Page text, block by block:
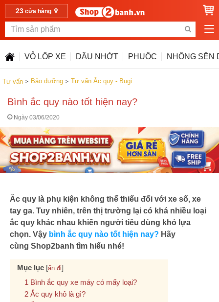
23cửa hàng
VỎ LỐP XE DẦU NHỚT PHUỘC NHÔNG SÊN
Tư vấn Bảo dưỡng Tư vấn Ắc quy - Bugi
Bình ắc quy nào tốt hiện nay?
Ngày 03/06/2020
Ắc quy là phụ kiện không thể thiếu đối với xe số, xe
tay ga. Tuy nhiên, trên thị trường lại có khá nhiều loại
ắc quy khác nhau khiến người tiêu dùng khó lựa
chọn. Vậy bình ắc quy nào tốt hiện nay? Hãy
cùng Shop2banh tìm hiểu nhé!
Mục lục [ẩn đi]
Bình ắc quy xe máy có mấy loại?
Ắc quy khô là gì?